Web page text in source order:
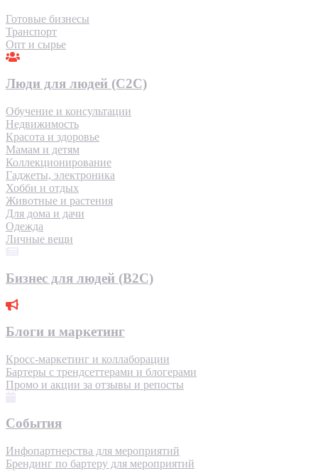
Готовые бизнесы
Транспорт
Опт и сырье
Люди для людей (С2С)
Обучение и консультации
Недвижимость
Красота и здоровье
Мамам и детям
Коллекционирование
Гаджеты, электроника
Хобби и отдых
Животные и растения
Для дома и дачи
Одежда
Личные вещи
Бизнес для людей (B2C)
Блоги и маркетинг
Кросс-маркетинг и коллаборации
Бартеры с трендсеттерами и блогерами
Промо и акции за отзывы и репосты
События
Инфопартнерства для мероприятий
Брендинг по бартеру для мероприятий